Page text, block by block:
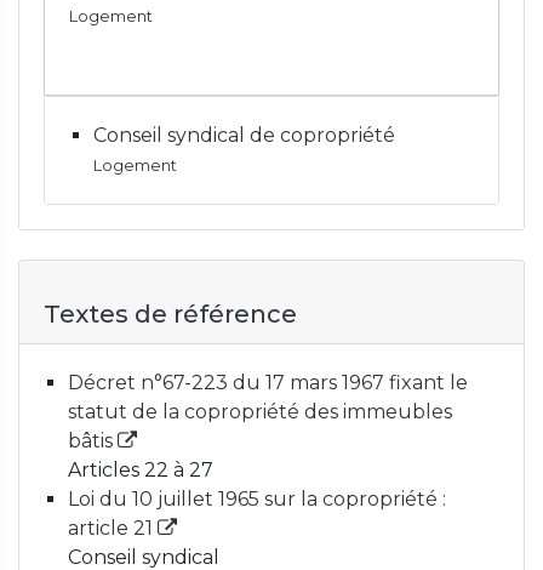
Logement
Conseil syndical de copropriété
Logement
Textes de référence
Décret n°67-223 du 17 mars 1967 fixant le
statut de la copropriété des immeubles
bâtis
Articles 22 à 27
Loi du 10 juillet 1965 sur la copropriété :
article 21
Conseil syndical